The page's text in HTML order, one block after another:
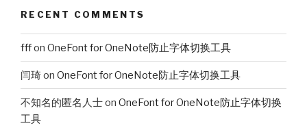
RECENT COMMENTS
fffon OneFont for OneNote防止字体切换工具
闫琦on OneFont for OneNote防止字体切换工具
不知名的匿名人士on OneFont for OneNote防止字体切换
工具